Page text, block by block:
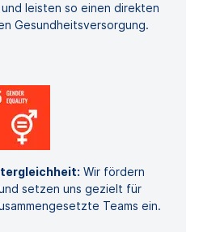
leisten so einen direkten
Gesundheitsversorgung.
Wir fördern
setzen uns gezielt für
Teams ein.